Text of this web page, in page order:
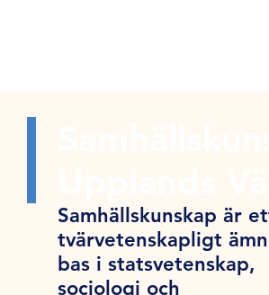
Samhällskunskap är
tvärvetenskapligt
bas i statsvetenskap,
sociologi och